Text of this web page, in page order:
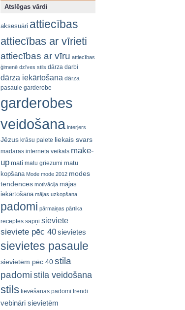
Atslēgas vārdi
aksesuāri attiecības
attiecības ar vīrieti
attiecības ar vīru attiecības
ģimenē dzīves stils dārza darbi
dārza iekārtošana dārza
pasaule garderobe
garderobes
veidošana interjers
Jēzus krāsu palete liekais svars
madaras interneta veikals make-
up mati matu griezumi matu
kopšana Mode mode 2012 modes
tendences motivācija mājas
iekārtošana mājas uzkopšana
padomi pārmaiņas pārtika
receptes sapņi sieviete
sieviete pēc 40sievietes
sievietes pasaule
sievietēm pēc 40stila
padomistila veidošana
stils tievēšanas padomi trendi
vebināri sievietēm